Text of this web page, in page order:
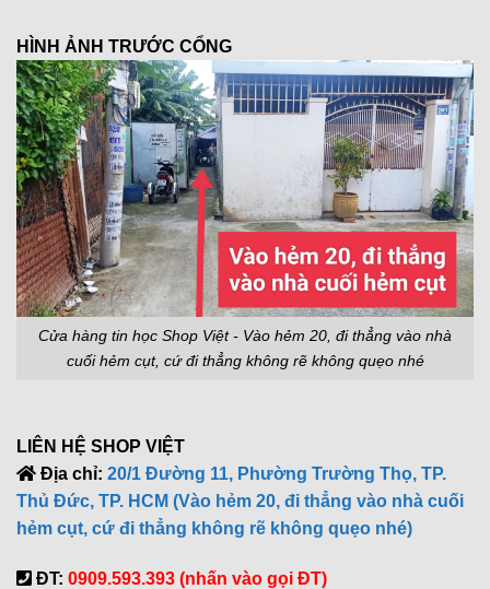
HÌNH ẢNH TRƯỚC CỔNG
Cửa hàng tin học Shop Việt - Vào hẻm 20, đi thẳng vào nhà
cuối hẻm cụt, cứ đi thẳng không rẽ không quẹo nhé
LIÊN HỆ SHOP VIỆT
Địa chỉ: 20/1 Đường 11, Phường Trường Thọ, TP.
Thủ Đức, TP. HCM (Vào hẻm 20, đi thẳng vào nhà cuối
hẻm cụt, cứ đi thẳng không rẽ không quẹo nhé)
ĐT: 0909.593.393 (nhấn vào gọi ĐT)